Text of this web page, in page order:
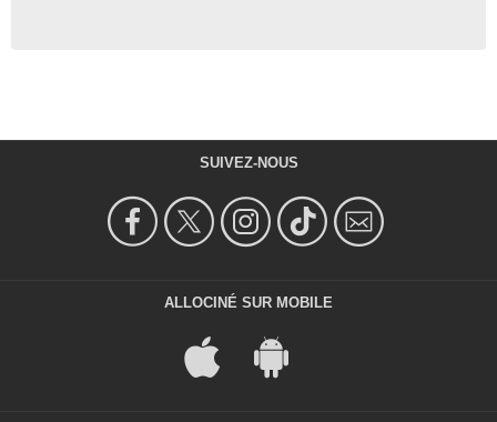
SUIVEZ-NOUS
ALLOCINÉ SUR MOBILE